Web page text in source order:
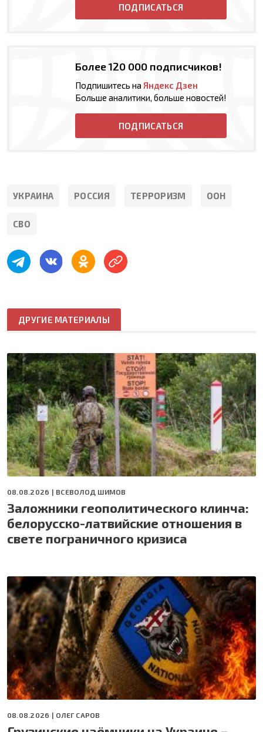
ПОДПИСАТЬСЯ
Более 120 000 подписчиков!
Подпишитесь на Яндекс Дзен
Больше аналитики, больше новостей!
ПОДПИСАТЬСЯ
УКРАИНА РОССИЯ ТЕРРОРИЗМ ООН
СВО
ДРУГИЕ МАТЕРИАЛЫ
08.08.2026 | ВСЕВОЛОД ШИМОВ
Заложники геополитического клинча:
белорусско-латвийские отношения в
свете пограничного кризиса
08.08.2026 | ОЛЕГ САРОВ